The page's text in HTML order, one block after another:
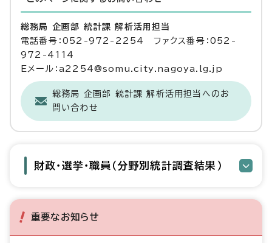
総務局 企画部 統計課 解析活用担当
電話番号：052-972-2254 ファクス番号：052-
972-4114
Eメール：a2254@somu.city.nagoya.lg.jp
総務局 企画部 統計課 解析活用担当へのお
問い合わせ
財政・選挙・職員（分野別統計調査結果）
重要なお知らせ